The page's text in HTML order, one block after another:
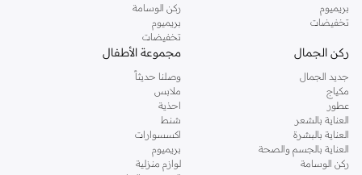
بريميوم
تخفيضات
ركن الوسامة
بريميوم
تخفيضات
ركن الجمال
جديد الجمال
مكياج
عطور
العناية بالشعر
العناية بالبشرة
العناية بالجسم والصحة
ركن الوسامة
مجموعة الأطفال
وصلنا حديثاً
ملابس
احذية
شنط
اكسسوارات
بريميوم
لوازم منزلية